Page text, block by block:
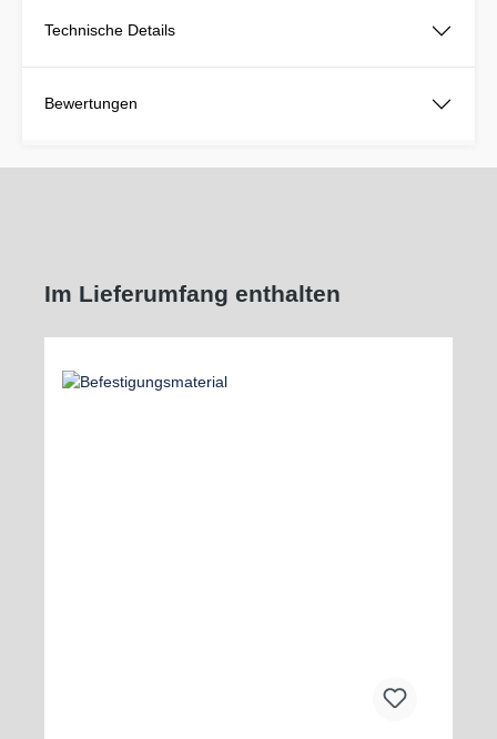
Technische Details
Bewertungen
Im Lieferumfang enthalten